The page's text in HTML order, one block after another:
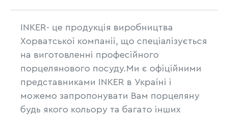
INKER- це продукція виробництва
Хорватської компанії, що спеціалізується
на виготовленні професійного
порцелянового посуду.Ми є офіційними
представниками INKER в Україні і
можемо запропонувати Вам порцеляну
будь якого кольору та багато інших